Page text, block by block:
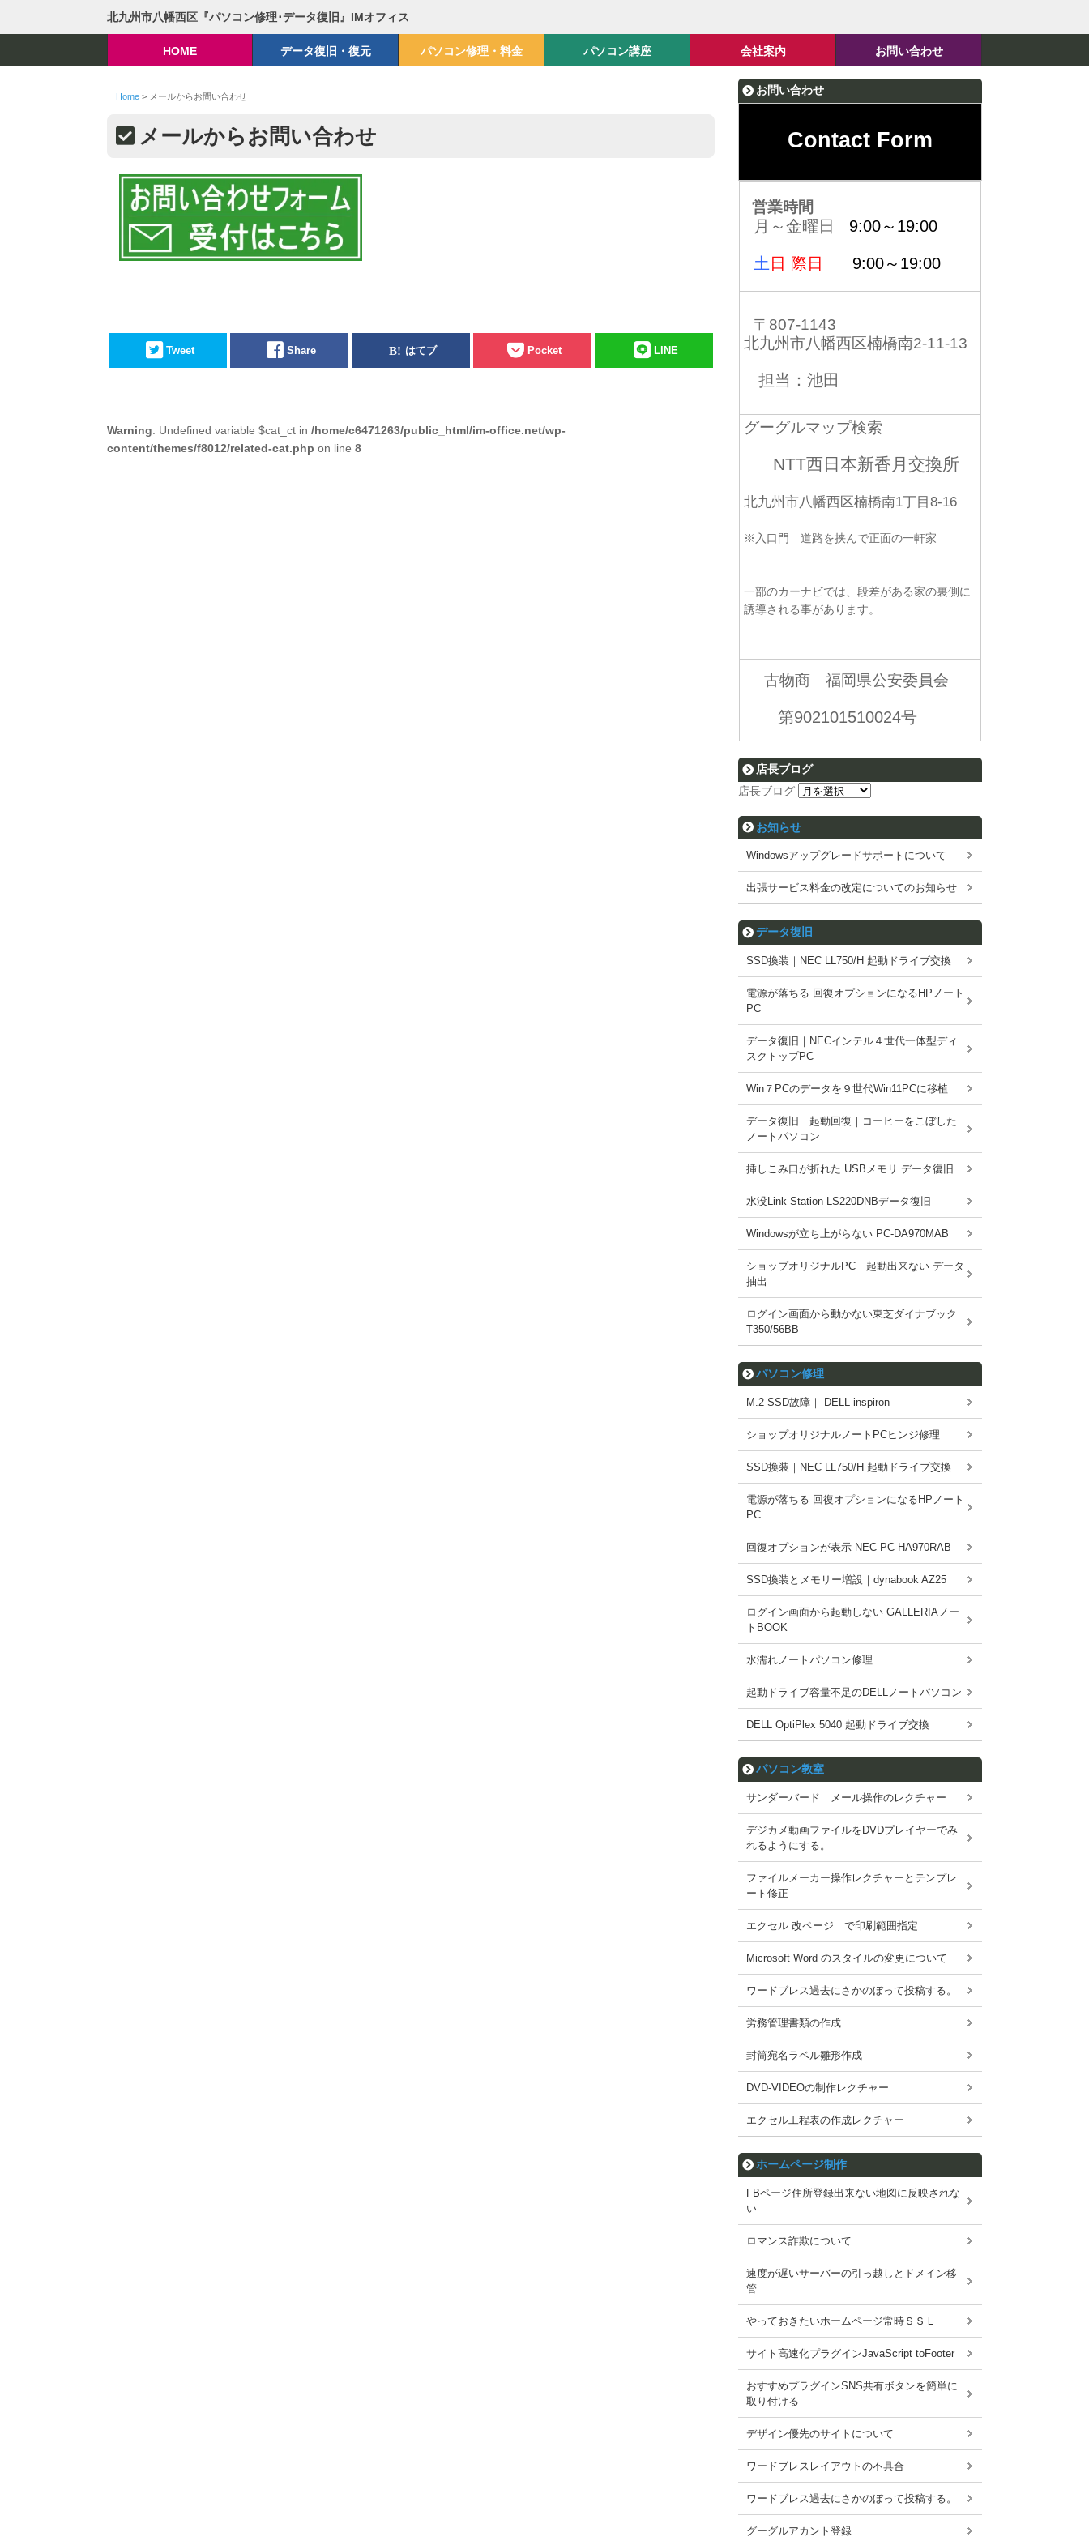
北九州市八幡西区『パソコン修理･データ復旧』IMオフィス
HOME データ復旧・復元 パソコン修理・料金 パソコン講座 会社案内 お問い合わせ
Home> メールからお問い合わせ
メールからお問い合わせ
Tweet Share はてブ Pocket LINE
Warning: Undefined variable $cat_ct in /home/c6471263/public_html/im-office.net/wp-
content/themes/f8012/related-cat.php on line 8
お問い合わせ
Contact Form
営業時間
月～金曜日 9:00～19:00
土 日 際日 9:00～19:00
〒807-1143
北九州市八幡西区楠橋南2-11-13
担当：池田
グーグルマップ検索
NTT西日本新香月交換所
北九州市八幡西区楠橋南1丁目8-16
※入口門 道路を挟んで正面の一軒家
一部のカーナビでは、段差がある家の裏側に
誘導される事があります。
古物商 福岡県公安委員会
第902101510024号
店長ブログ
店長ブログ
お知らせ
Windowsアップグレードサポートについて
出張サービス料金の改定についてのお知らせ
データ復旧
SSD換装｜NEC LL750/H 起動ドライブ交換
電源が落ちる 回復オプションになるHPノート
PC
データ復旧｜NECインテル４世代一体型ディ
スクトップPC
Win７PCのデータを９世代Win11PCに移植
データ復旧 起動回復｜コーヒーをこぼした
ノートパソコン
挿しこみ口が折れた USBメモリ データ復旧
水没Link Station LS220DNBデータ復旧
Windowsが立ち上がらない PC-DA970MAB
ショップオリジナルPC 起動出来ない データ
抽出
ログイン画面から動かない東芝ダイナブック
T350/56BB
パソコン修理
M.2 SSD故障｜ DELL inspiron
ショップオリジナルノートPCヒンジ修理
SSD換装｜NEC LL750/H 起動ドライブ交換
電源が落ちる 回復オプションになるHPノート
PC
回復オプションが表示 NEC PC-HA970RAB
SSD換装とメモリー増設｜dynabook AZ25
ログイン画面から起動しない GALLERIAノー
トBOOK
水濡れノートパソコン修理
起動ドライブ容量不足のDELLノートパソコン
DELL OptiPlex 5040 起動ドライブ交換
パソコン教室
サンダーバード メール操作のレクチャー
デジカメ動画ファイルをDVDプレイヤーでみ
れるようにする。
ファイルメーカー操作レクチャーとテンプレ
ート修正
エクセル 改ページ で印刷範囲指定
Microsoft Word のスタイルの変更について
ワードブレス過去にさかのぼって投稿する。
労務管理書類の作成
封筒宛名ラベル雛形作成
DVD-VIDEOの制作レクチャー
エクセル工程表の作成レクチャー
ホームページ制作
FBページ住所登録出来ない地図に反映されな
い
ロマンス詐欺について
速度が遅いサーバーの引っ越しとドメイン移
管
やっておきたいホームページ常時ＳＳＬ
サイト高速化プラグインJavaScript toFooter
おすすめプラグインSNS共有ボタンを簡単に
取り付ける
デザイン優先のサイトについて
ワードブレスレイアウトの不具合
ワードブレス過去にさかのぼって投稿する。
グーグルアカント登録